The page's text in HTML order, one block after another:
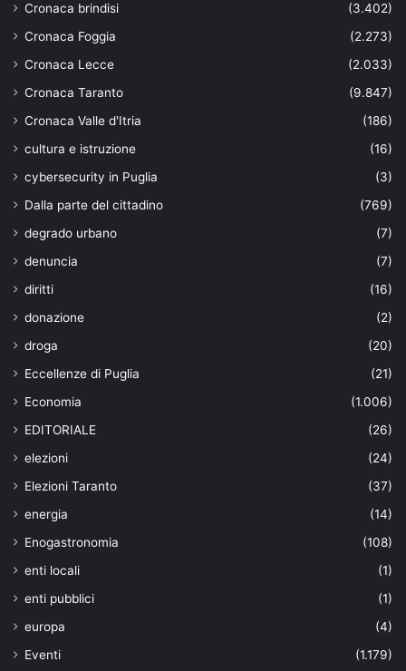
Cronaca brindisi
(3.402)
Cronaca Foggia
(2.273)
Cronaca Lecce
(2.033)
Cronaca Taranto
(9.847)
Cronaca Valle d'Itria
(186)
cultura e istruzione
(16)
cybersecurity in Puglia
(3)
Dalla parte del cittadino
(769)
degrado urbano
(7)
denuncia
(7)
diritti
(16)
donazione
(2)
droga
(20)
Eccellenze di Puglia
(21)
Economia
(1.006)
EDITORIALE
(26)
elezioni
(24)
Elezioni Taranto
(37)
energia
(14)
Enogastronomia
(108)
enti locali
(1)
enti pubblici
(1)
europa
(4)
Eventi
(1.179)